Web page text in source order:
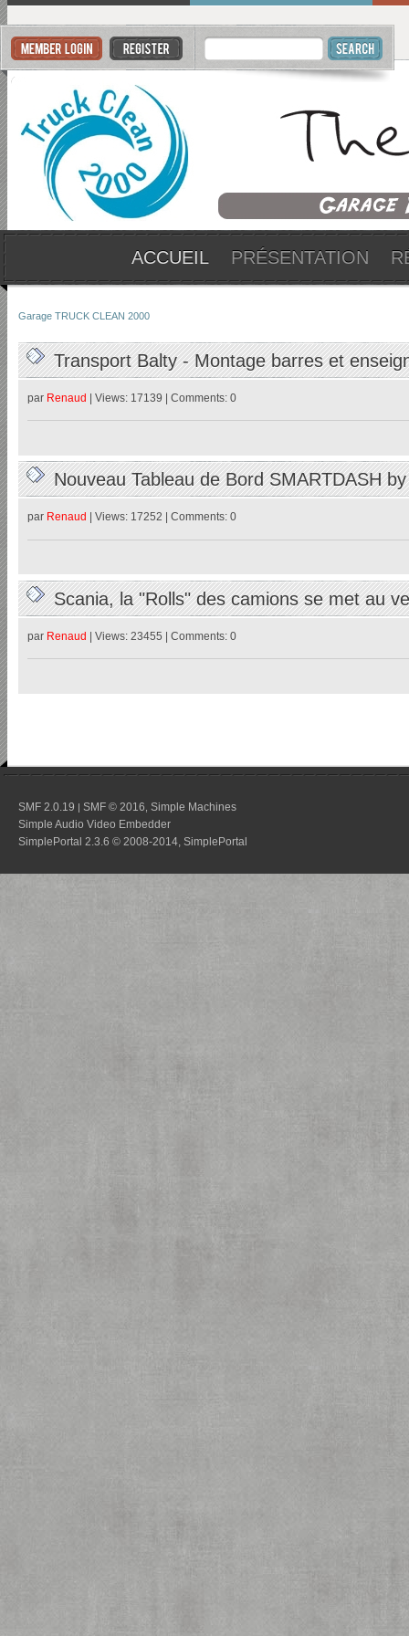
ACCUEIL PRÉSENTATION
Garage TRUCK CLEAN 2000
Transport Balty - Montage barres et
par Renaud | Views: 17139 | Comments: 0
Nouveau Tableau de Bord SMARTDASH
par Renaud | Views: 17252 | Comments: 0
Scania, la "Rolls" des camions se met au
par Renaud | Views: 23455 | Comments: 0
SMF 2.0.19 | SMF © 2016 Simple Machines
Simple Audio Video Embedder
SimplePortal 2.3.6 © 2008-2014, SimplePortal